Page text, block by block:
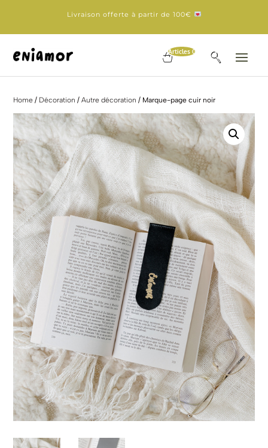
Livraison offerte à partir de 100€
Articles 0
Home / Décoration /Autre décoration / Marque-page cuir noir